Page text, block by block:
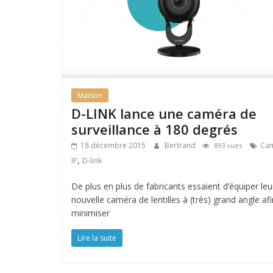
Maison
D-LINK lance une caméra de
surveillance à 180 degrés
18 décembre 2015 Bertrand 893 vues
IP, D-link
De plus en plus de fabricants essaient d’équiper
nouvelle caméra de lentilles à (très) grand angle
minimiser
Lire la suite